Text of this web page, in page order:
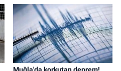
Muğla'da korkutan deprem!